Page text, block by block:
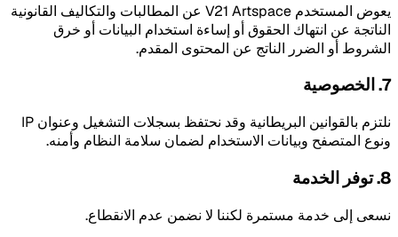
يعوض المستخدم V21 Artspace عن المطالبات والتكاليف القانونية
الناتجة عن انتهاك الحقوق أو إساءة استخدام البيانات أو خرق
الشروط أو الضرر الناتج عن المحتوى المقدم.
7. الخصوصية
نلتزم بالقوانين البريطانية وقد نحتفظ بسجلات التشغيل وعنوان IP
ونوع المتصفح وبيانات الاستخدام لضمان سلامة النظام وأمنه.
8. توفر الخدمة
نسعى إلى خدمة مستمرة لكننا لا نضمن عدم الانقطاع.